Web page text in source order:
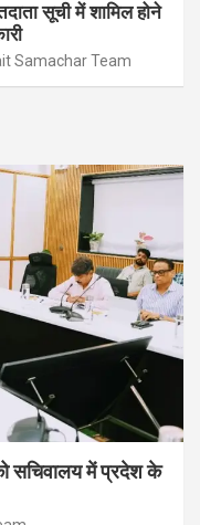
सूची में शामिल होने
Samachar Team
सचिवालय में प्रदेश के